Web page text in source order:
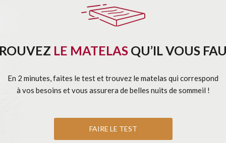
LE MATELAS QU’IL VOUS
En 2 minutes, faites le test et trouvez le matelas qui correspond
à vos besoins et vous assurera de belles nuits de sommeil !
FAIRE LE TEST